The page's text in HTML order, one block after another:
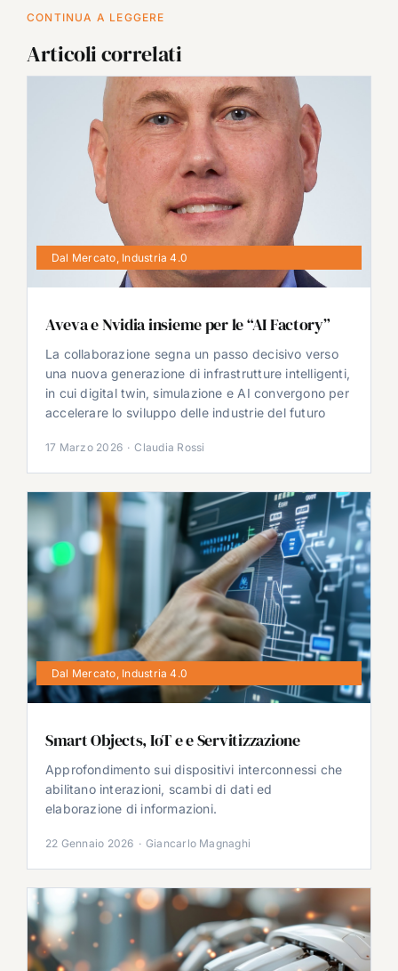
CONTINUA A LEGGERE
Articoli correlati
Dal Mercato Industria 4.0
Aveva e Nvidia insieme per le “AI Factory”
La collaborazione segna un passo decisivo verso
una nuova generazione di infrastrutture intelligenti,
in cui digital twin, simulazione e AI convergono per
accelerare lo sviluppo delle industrie del futuro
17 Marzo 2026 · Claudia Rossi
Dal Mercato Industria 4.0
Smart Objects, IoT e e Servitizzazione
Approfondimento sui dispositivi interconnessi che
abilitano interazioni, scambi di dati ed
elaborazione di informazioni.
22 Gennaio 2026 · Giancarlo Magnaghi